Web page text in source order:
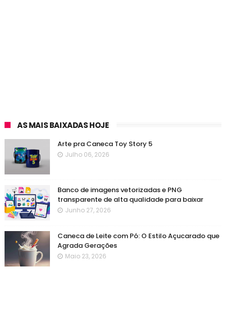
AS MAIS BAIXADAS HOJE
Arte pra Caneca Toy Story 5
Julho 06, 2026
Banco de imagens vetorizadas e PNG
transparente de alta qualidade para baixar
Junho 27, 2026
Caneca de Leite com Pó: O Estilo Açucarado que
Agrada Gerações
Maio 23, 2026